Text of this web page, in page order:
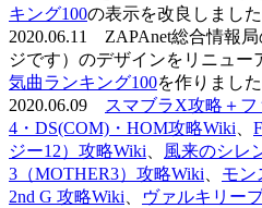
キング100の表示を改良しました
2020.06.11 ZAPAnet総合情報
ジです）のデザインをリニュー
気曲ランキング100を作りました
2020.06.09
スマブラX攻略＋
4・DS(COM)・HOM攻略Wiki
ジー12）攻略Wiki
風来のシレ
3（MOTHER3）攻略Wiki
モン
2nd G 攻略Wiki
ヴァルキリー